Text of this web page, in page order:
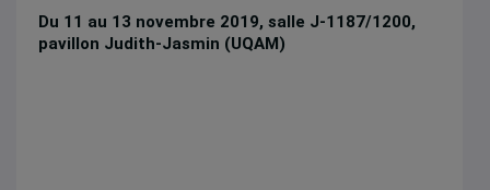
Du 11 au 13 novembre 2019, salle J-1187/1200,
pavillon Judith-Jasmin (UQAM)